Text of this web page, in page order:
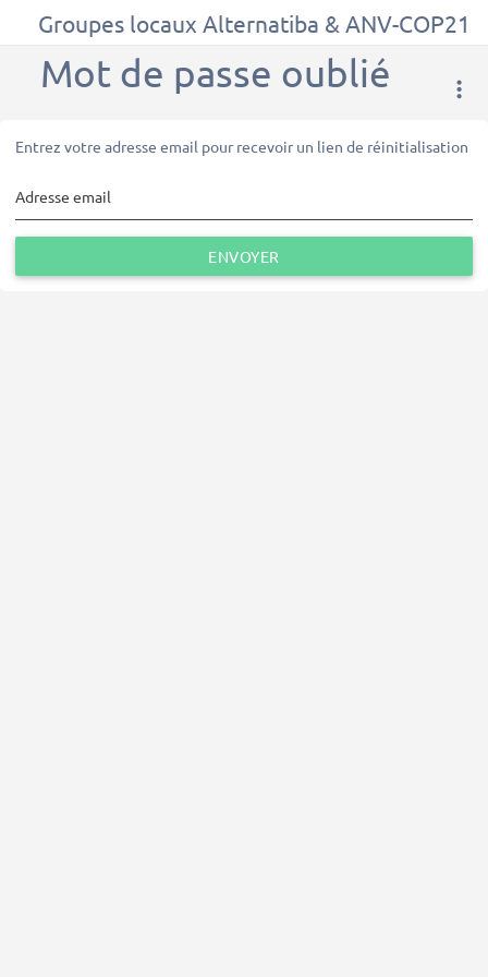
Groupes locaux Alternatiba & ANV-COP21
Mot de passe oublié
Entrez votre adresse email pour recevoir un lien de réinitialisation
Adresse email
ENVOYER